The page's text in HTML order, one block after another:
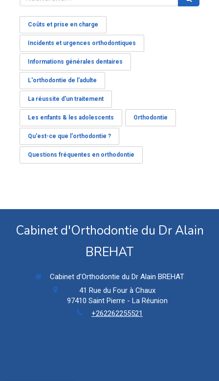
Coûts et prise en charge
Incidents et urgences orthodontiques
Informations générales dentaires
L'orthodontie de l'adulte
La réussite d'un traitement
Les enfants & les adolescents Orthodontie
Qu'est-ce que l'orthodontie ?
Questions fréquentes en orthodontie
Cabinet d'Orthodontie du Dr Alain
BREHAT
Cabinet d'Orthodontie du Dr Alain BREHAT
41 Rue du Four à Chaux
97410 Saint Pierre - La Réunion
+262262255521